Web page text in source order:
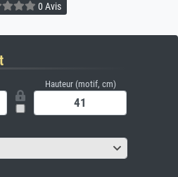
0 Avis
Hauteur (motif, cm)